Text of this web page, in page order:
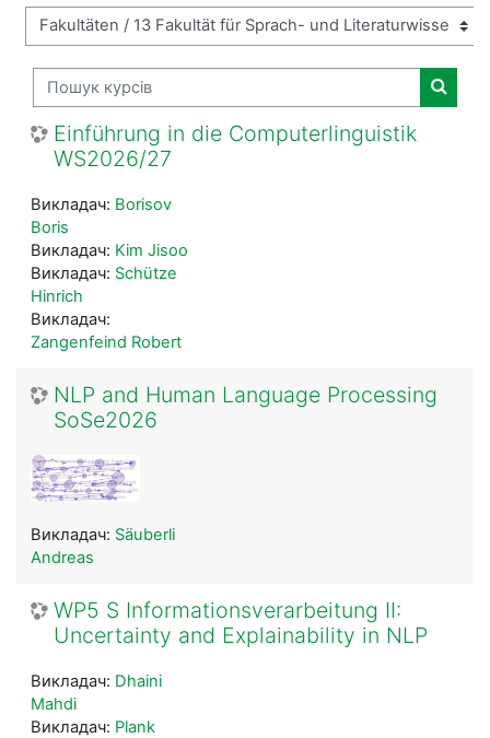
Пошук курсів
Пошук
Einführung in die Computerlinguistik
WS2026/27
Викладач: Borisov
Boris
Викладач: Kim Jisoo
Викладач: Schütze
Hinrich
Викладач:
Zangenfeind Robert
NLP and Human Language Processing
SoSe2026
Викладач: Säuberli
Andreas
WP5 S Informationsverarbeitung II:
Uncertainty and Explainability in NLP
Викладач: Dhaini
Mahdi
Викладач: Plank